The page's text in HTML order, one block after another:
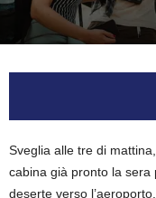
Sveglia alle tre di
cabina già pronto la sera
deserte verso